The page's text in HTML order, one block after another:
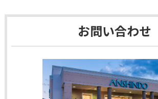
お問い合わせ